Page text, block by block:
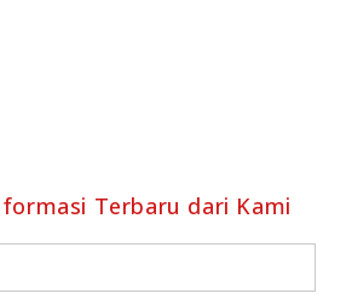
Terbaru dari Kami